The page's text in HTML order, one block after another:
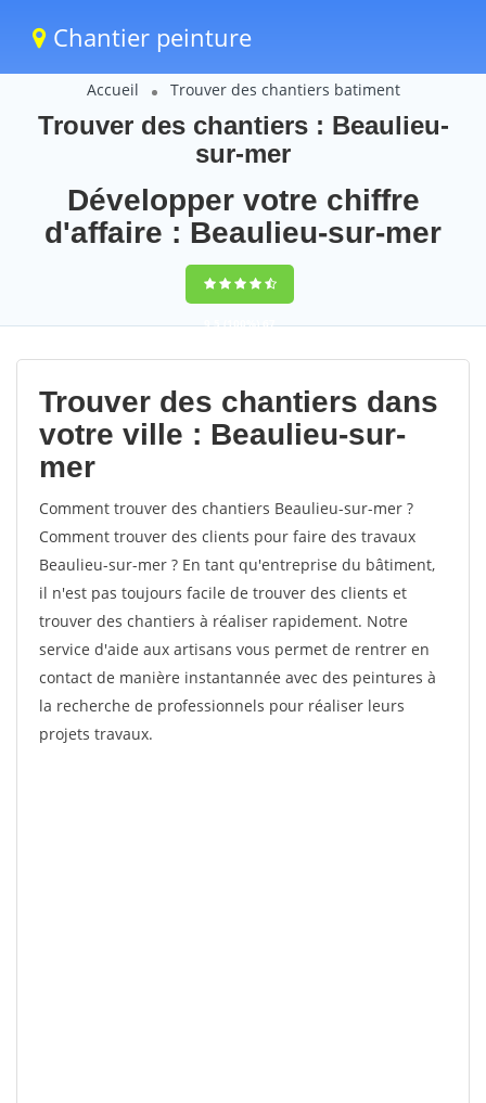
Chantier peinture
Accueil Trouver des chantiers batiment
Trouver des chantiers : Beaulieu-
sur-mer
Développer votre chiffre
d'affaire : Beaulieu-sur-mer
9,5(100%)67
votes
Trouver des chantiers dans
votre ville : Beaulieu-sur-
mer
Comment trouver des chantiers Beaulieu-sur-mer ?
Comment trouver des clients pour faire des travaux
Beaulieu-sur-mer ? En tant qu'entreprise du bâtiment,
il n'est pas toujours facile de trouver des clients et
trouver des chantiers à réaliser rapidement. Notre
service d'aide aux artisans vous permet de rentrer en
contact de manière instantannée avec des peintures à
la recherche de professionnels pour réaliser leurs
projets travaux.